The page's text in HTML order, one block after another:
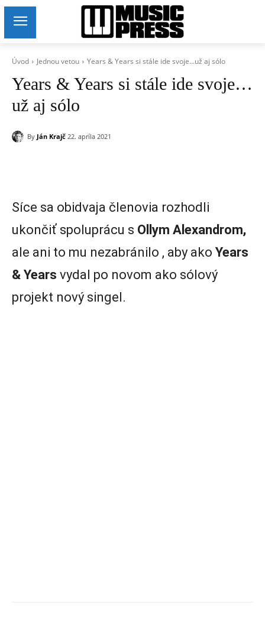
Úvod Jednou vetou Years & Years si stále ide svoje...už aj sólo
Years & Years si stále ide svoje…
už aj sólo
By Ján Krajč 22. apríla 2021
Síce sa obidvaja členovia rozhodli
ukončiť spoluprácu s Ollym Alexandrom,
ale ani to mu nezabránilo , aby ako Years
& Years vydal po novom ako sólový
projekt nový singel.